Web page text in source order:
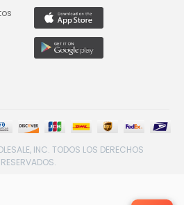
INC. TODOS LOS DERECHOS
RESERVADOS.